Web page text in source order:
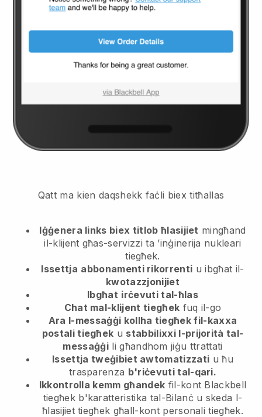
Qatt ma kien daqshekk faċli biex titħallas
Iġġenera links biex titlob ħlasijiet mingħand
il-klijent għas-servizzi ta ’inġinerija nukleari
tiegħek.
Issettja abbonamenti rikorrenti u ibgħat il-
kwotazzjonijiet
Ibgħat irċevuti tal-ħlas
Chat mal-klijent tiegħek fuq il-go
Ara l-messaġġi kollha tiegħek fil-kaxxa
postali tiegħek u stabbilixxi l-prijorità tal-
messaġġili għandhom jiġu ttrattati
Issettja tweġibiet awtomatizzati u ħu
trasparenza b'riċevuti tal-qari.
Ikkontrolla kemm għandek fil-kont Blackbell
tiegħek b'karatteristika tal-Bilanċ u skeda l-
ħlasijiet tiegħek għall-kont personali tiegħek.